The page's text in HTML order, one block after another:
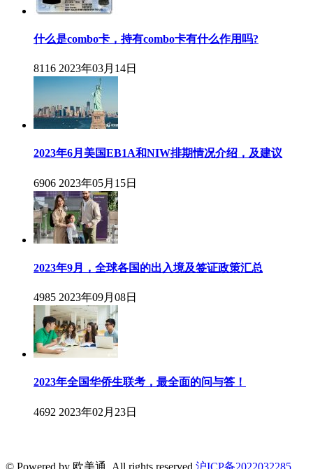
什么是combo卡，持有combo卡有什么作用吗?
8116 2023年03月14日
2023年6月美国EB1A和NIW排期情况介绍，及建议
6906 2023年05月15日
2023年9月，全球各国的出入境及签证政策汇总
4985 2023年09月08日
2023年全国华侨生联考，最全面的问与答！
4692 2023年02月23日
© Powered by 欧美通. All rights reserved. 沪ICP备2022032285